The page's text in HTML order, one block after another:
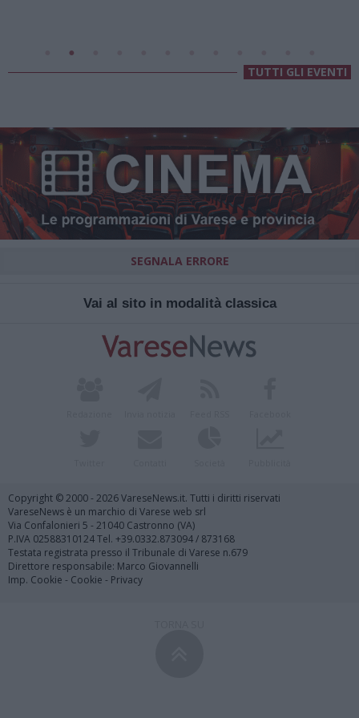
TUTTI GLI EVENTI
SEGNALA ERRORE
Vai al sito in modalità classica
Copyright © 2000 - 2026 VareseNews.it. Tutti i diritti riservati
VareseNews è un marchio di Varese web srl
Via Confalonieri 5 - 21040 Castronno (VA)
P.IVA 02588310124 Tel. +39.0332.873094 / 873168
Testata registrata presso il Tribunale di Varese n.679
Direttore responsabile: Marco Giovannelli
Imp. Cookie - Cookie - Privacy